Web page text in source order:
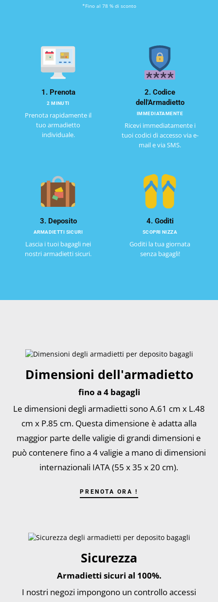
*Fino al 78 % di sconto
1. Prenota
2 MINUTI
Prenota rapidamente il
tuo armadietto
individuale.
2. Codice
dell'Armadietto
IMMEDIATAMENTE
Ricevi immediatamente i
tuoi codici di accesso via e-
mail e via SMS.
3. Deposito
ARMADIETTI SICURI
Lascia i tuoi bagagli nei
nostri armadietti sicuri.
4. Goditi
SCOPRI NIZZA
Goditi la tua giornata
senza bagagli!
Dimensioni dell'armadietto
fino a 4 bagagli
Le dimensioni degli armadietti sono A.61 cm x L.48
cm x P.85 cm. Questa dimensione è adatta alla
maggior parte delle valigie di grandi dimensioni e
può contenere fino a 4 valigie a mano di dimensioni
internazionali IATA (55 x 35 x 20 cm).
PRENOTA ORA !
Sicurezza
Armadietti sicuri al 100%.
I nostri negozi impongono un controllo accessi